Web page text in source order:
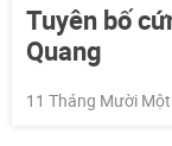
Tuyên bố
Quang
11 Tháng Mười